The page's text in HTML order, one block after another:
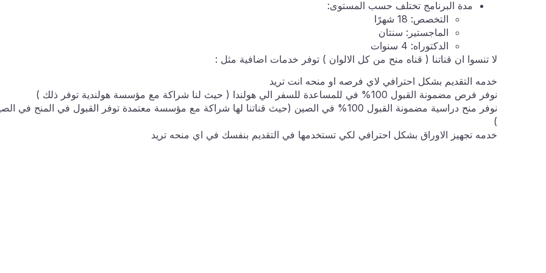
مدة البرنامج تختلف حسب المستوى:
التخصص: 18 شهرًا
الماجستير: سنتان
الدكتوراه: 4 سنوات
لا تنسوا ان قناتنا ( قناه منح من كل الالوان ) توفر خدمات اضافية مثل :
خدمه التقديم بشكل احترافي لاي فرصه او منحه انت تريد
نوفر فرص مضمونة القبول 100% في للمساعدة للسفر الي هولندا ( حيث لنا شراكة مع مؤسسة هولندية توفر ذلك )
نوفر منح دراسية مضمونة القبول 100% في الصين (حيث قناتنا لها شراكة مع مؤسسة معتمدة توفر القبول في المنح في
)
خدمه تجهيز الاوراق بشكل احترافي لكي تستخدمها في التقديم بنفسك في اي منحه تريد